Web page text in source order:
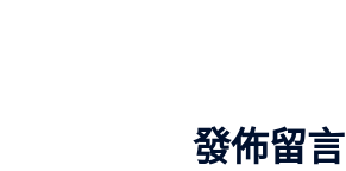
發佈留言